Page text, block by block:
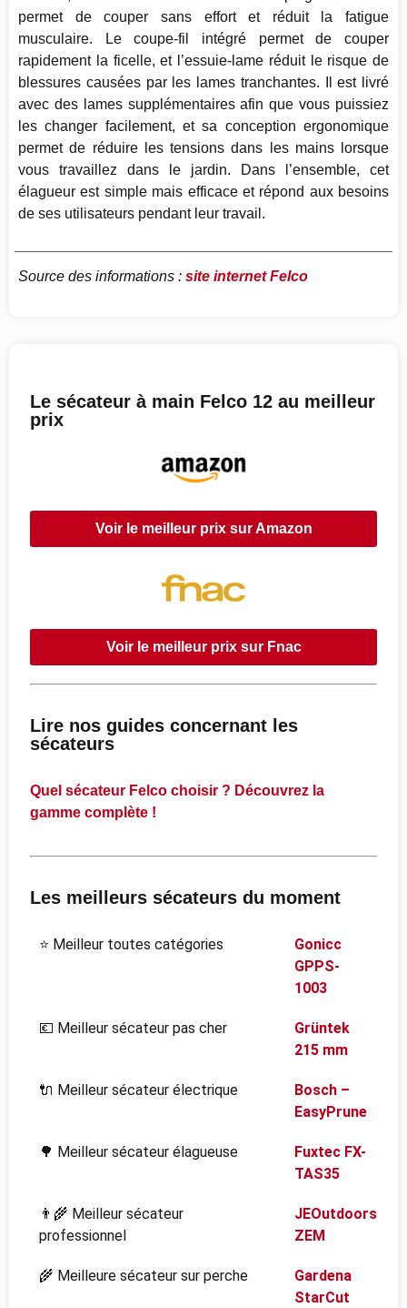
permet de couper sans effort et réduit la fatigue
musculaire. Le coupe-fil intégré permet de couper
rapidement la ficelle, et l’essuie-lame réduit le risque de
blessures causées par les lames tranchantes. Il est livré
avec des lames supplémentaires afin que vous puissiez
les changer facilement, et sa conception ergonomique
permet de réduire les tensions dans les mains lorsque
vous travaillez dans le jardin. Dans l’ensemble, cet
élagueur est simple mais efficace et répond aux besoins
de ses utilisateurs pendant leur travail.
Source des informations : site internet Felco
Le sécateur à main Felco 12 au meilleur
prix
Voir le meilleur prix sur Amazon
Voir le meilleur prix sur Fnac
Lire nos guides concernant les
sécateurs
Quel sécateur Felco choisir ? Découvrez la
gamme complète !
Les meilleurs sécateurs du moment
⭐ Meilleur toutes catégories
Gonicc
GPPS-
1003
💶 Meilleur sécateur pas cher
Grüntek
215 mm
🔌 Meilleur sécateur électrique
Bosch –
EasyPrune
🌳 Meilleur sécateur élagueuse
Fuxtec FX-
TAS35
👨‍🌾 Meilleur sécateur
professionnel
JEOutdoors
ZEM
🌾 Meilleure sécateur sur perche
Gardena
StarCut